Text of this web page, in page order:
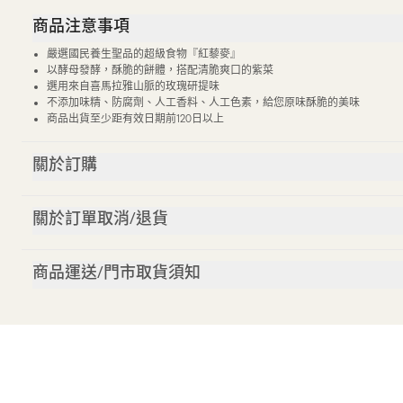
商品注意事項
嚴選國民養生聖品的超級食物『紅藜麥』
以酵母發酵，酥脆的餅體，搭配清脆爽口的紫菜
選用來自喜馬拉雅山脈的玫瑰研提味
不添加味精、防腐劑、人工香料、人工色素，給您原味酥脆的美味
商品出貨至少距有效日期前120日以上
關於訂購
關於訂單取消/退貨
商品運送/門市取貨須知